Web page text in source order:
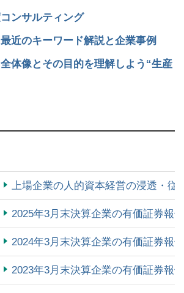
ンサルティング
近のキーワード解説と企業事例
体像とその目的を理解しよう“生産
上場企業の人的資本経営の浸透・
2025年3月末決算企業の有価証券報
2024年3月末決算企業の有価証券報
2023年3月末決算企業の有価証券報